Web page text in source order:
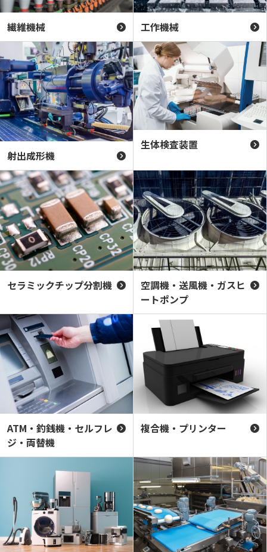
繊維機械 工作機械
射出成形機
生体検査装置
セラミックチップ分割機
空調機・送風機・ガスヒ
ートポンプ
ATM・釣銭機・セルフレ
ジ・両替機
複合機・プリンター